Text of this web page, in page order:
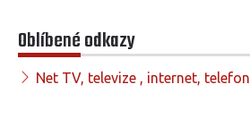
Oblíbené odkazy
Net TV, televize , internet, telefon